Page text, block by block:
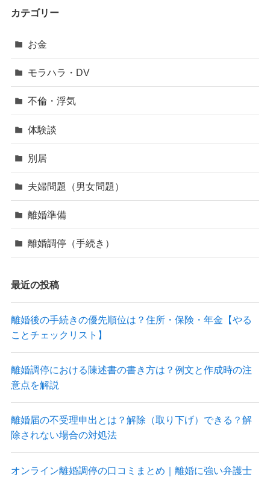
カテゴリー
お金
モラハラ・DV
不倫・浮気
体験談
別居
夫婦問題（男女問題）
離婚準備
離婚調停（手続き）
最近の投稿
離婚後の手続きの優先順位は？住所・保険・年金【やる
ことチェックリスト】
離婚調停における陳述書の書き方は？例文と作成時の注
意点を解説
離婚届の不受理申出とは？解除（取り下げ）できる？解
除されない場合の対処法
オンライン離婚調停の口コミまとめ｜離婚に強い弁護士